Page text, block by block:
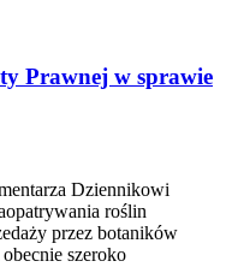
Prawnej w sprawie
Dziennikowi
roślin
przez botaników
szeroko